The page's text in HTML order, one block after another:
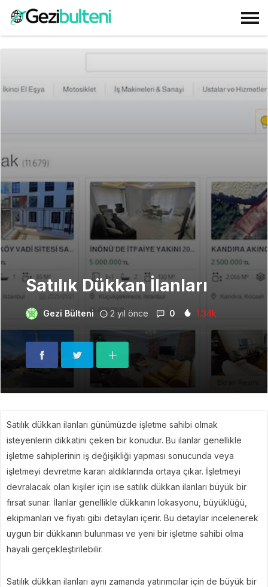
Satılık Dükkan İlanları
Gezi Bülteni 2 yıl önce 0 1.34k
Satılık dükkan ilanları günümüzde işletme sahibi olmak
isteyenlerin dikkatini çeken bir konudur. Bu ilanlar genellikle
işletme sahiplerinin iş değişikliği yapması sonucunda veya
işletmeyi devretme kararı aldıklarında ortaya çıkar. İşletmeyi
devralacak olan kişiler için ise satılık dükkan ilanları büyük bir
fırsat sunar. İlanlar genellikle dükkanın lokasyonu, büyüklüğü,
ekipmanları ve fiyatı gibi detayları içerir. Bu detaylar incelenerek
uygun bir dükkanın bulunması ve yeni bir işletme sahibi olma
hayali gerçekleştirilebilir.
Satılık dükkan ilanları aynı zamanda yatırımcılar için de büyük bir